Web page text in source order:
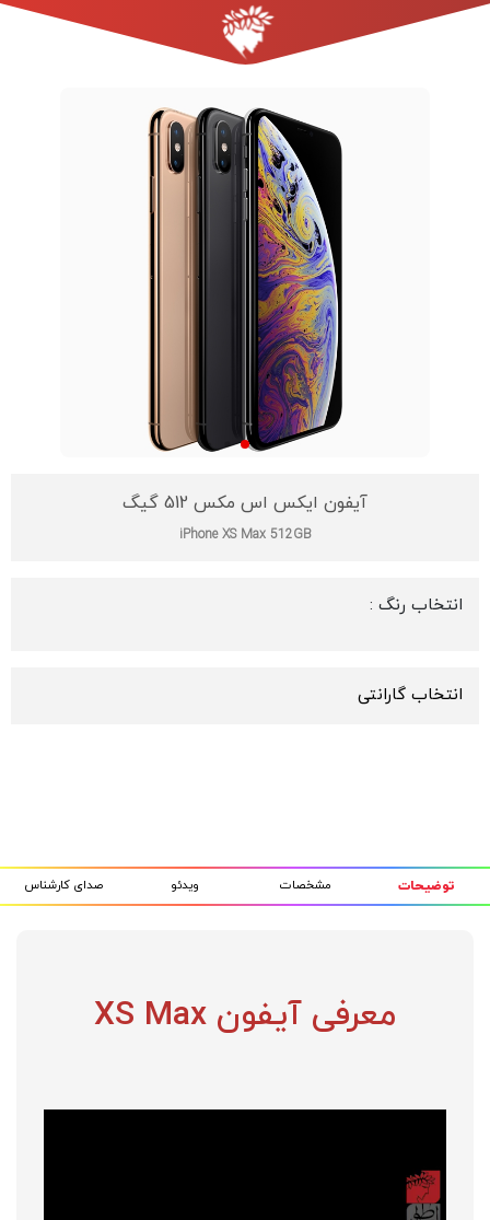
آیفون ایکس اس مکس 512 گیگ
iPhone XS Max 512GB
انتخاب رنگ :
انتخاب گارانتی
توضیحات مشخصات ویدئو صدای کارشناس
معرفی آیفون XS Max